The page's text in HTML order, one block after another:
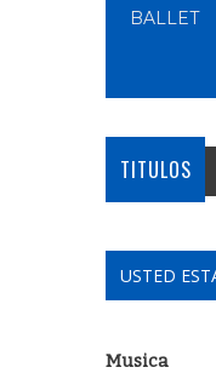
BALLET
TITULOS
USTED
Musica